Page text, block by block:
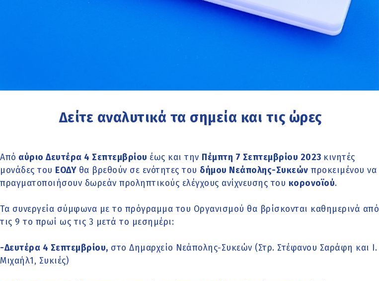
Δείτε αναλυτικά τα σημεία και τις ώρες
Από αύριο Δευτέρα 4 Σεπτεμβρίου έως και την Πέμπτη 7 Σεπτεμβρίου 2023 κινητές
μονάδες του ΕΟΔΥ θα βρεθούν σε ενότητες του δήμου Νεάπολης-Συκεών προκειμένου να
πραγματοποιήσουν δωρεάν προληπτικούς ελέγχους ανίχνευσης του κορονοϊού.
Τα συνεργεία σύμφωνα με το πρόγραμμα του Οργανισμού θα βρίσκονται καθημερινά από
τις 9 το πρωί ως τις 3 μετά το μεσημέρι:
-Δευτέρα 4 Σεπτεμβρίου, στο Δημαρχείο Νεάπολης-Συκεών (Στρ. Στέφανου Σαράφη και Ι.
Μιχαήλ1, Συκιές)